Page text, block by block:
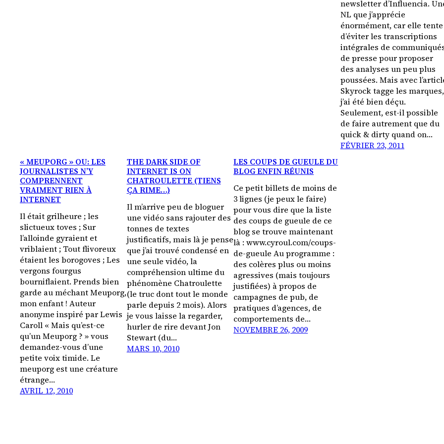
newsletter d’Influencia.
NL que j’apprécie
énormément, car elle tente
d’éviter les transcriptions
intégrales de
de presse pour proposer
des analyses un peu plus
poussées. Mais avec
Skyrock tagge les marques,
j’ai été bien déçu.
Seulement, est-il possible
de faire autrement que du
quick & dirty quand on…
FÉVRIER 23, 2011
« MEUPORG » OU: LES
JOURNALISTES N’Y
COMPRENNENT
VRAIMENT RIEN À
INTERNET
Il était grilheure ; les
slictueux toves ; Sur
l’alloinde gyraient et
vriblaient ; Tout flivoreux
étaient les borogoves ; Les
vergons fourgus
bourniflaient. Prends bien
garde au méchant Meuporg,
mon enfant ! Auteur
anonyme inspiré par Lewis
Caroll « Mais qu’est-ce
qu’un Meuporg ? » vous
demandez-vous d’une
petite voix timide. Le
meuporg est une créature
étrange…
AVRIL 12, 2010
THE DARK SIDE OF
INTERNET IS ON
CHATROULETTE (TIENS
ÇA RIME…)
Il m’arrive peu de bloguer
une vidéo sans rajouter des
tonnes de textes
justificatifs, mais là je pense
que j’ai trouvé condensé en
une seule vidéo, la
compréhension ultime du
phénomène Chatroulette
(le truc dont tout le monde
parle depuis 2 mois). Alors
je vous laisse la regarder,
hurler de rire devant Jon
Stewart (du…
MARS 10, 2010
LES COUPS DE GUEULE DU
BLOG ENFIN RÉUNIS
Ce petit billets de moins de
3 lignes (je peux le faire)
pour vous dire que la liste
des coups de gueule de ce
blog se trouve maintenant
là : www.cyroul.com/coups-
de-gueule Au programme :
des colères plus ou moins
agressives (mais toujours
justifiées) à propos de
campagnes de pub, de
pratiques d’agences, de
comportements de…
NOVEMBRE 26, 2009